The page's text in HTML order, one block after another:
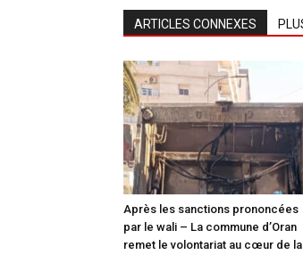
ARTICLES CONNEXES
Après les sanctions prononcées
par le wali – La commune d’Oran
remet le volontariat au cœur de la